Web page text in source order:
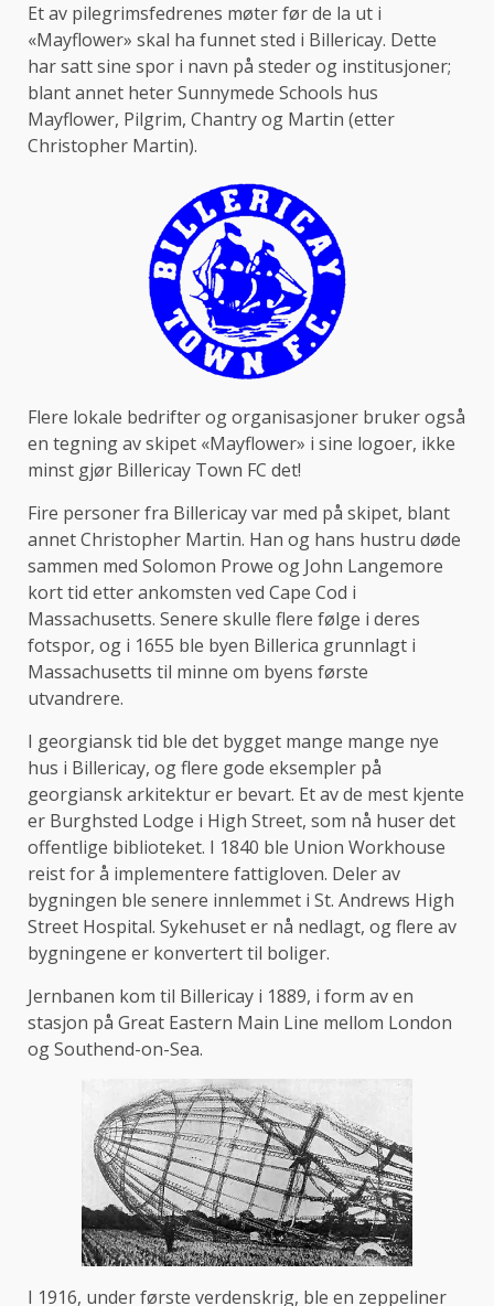
Et av pilegrimsfedrenes møter før de la ut i
«Mayflower» skal ha funnet sted i Billericay. Dette
har satt sine spor i navn på steder og institusjoner;
blant annet heter Sunnymede Schools hus
Mayflower, Pilgrim, Chantry og Martin (etter
Christopher Martin).
Flere lokale bedrifter og organisasjoner bruker også
en tegning av skipet «Mayflower» i sine logoer, ikke
minst gjør Billericay Town FC det!
Fire personer fra Billericay var med på skipet, blant
annet Christopher Martin. Han og hans hustru døde
sammen med Solomon Prowe og John Langemore
kort tid etter ankomsten ved Cape Cod i
Massachusetts. Senere skulle flere følge i deres
fotspor, og i 1655 ble byen Billerica grunnlagt i
Massachusetts til minne om byens første
utvandrere.
I georgiansk tid ble det bygget mange mange nye
hus i Billericay, og flere gode eksempler på
georgiansk arkitektur er bevart. Et av de mest kjente
er Burghsted Lodge i High Street, som nå huser det
offentlige biblioteket. I 1840 ble Union Workhouse
reist for å implementere fattigloven. Deler av
bygningen ble senere innlemmet i St. Andrews High
Street Hospital. Sykehuset er nå nedlagt, og flere av
bygningene er konvertert til boliger.
Jernbanen kom til Billericay i 1889, i form av en
stasjon på Great Eastern Main Line mellom London
og Southend-on-Sea.
I 1916, under første verdenskrig, ble en zeppeliner